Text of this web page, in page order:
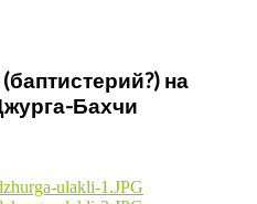
на
Бахчи